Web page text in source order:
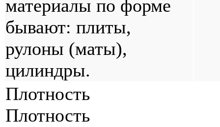
материалы по форме
бывают: плиты,
рулоны (маты),
цилиндры.
Плотность
Плотность